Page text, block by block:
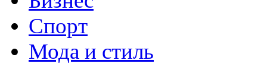
Спорт
Мода и стиль